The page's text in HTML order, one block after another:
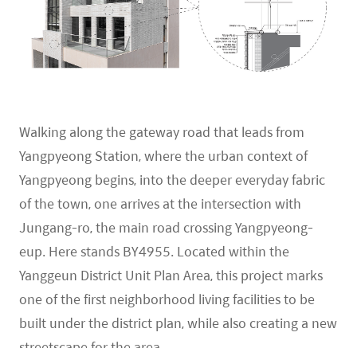
Walking along the gateway road that leads from
Yangpyeong Station, where the urban context of
Yangpyeong begins, into the deeper everyday fabric
of the town, one arrives at the intersection with
Jungang-ro, the main road crossing Yangpyeong-
eup. Here stands BY4955. Located within the
Yanggeun District Unit Plan Area, this project marks
one of the first neighborhood living facilities to be
built under the district plan, while also creating a new